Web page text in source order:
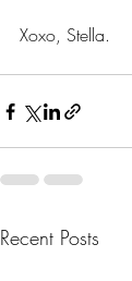
Xoxo, Stella.
Recent Posts